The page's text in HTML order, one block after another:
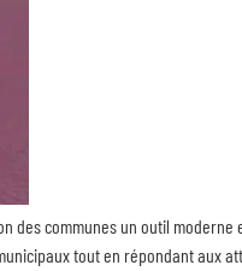
des communes un outil moderne
tout en répondant aux